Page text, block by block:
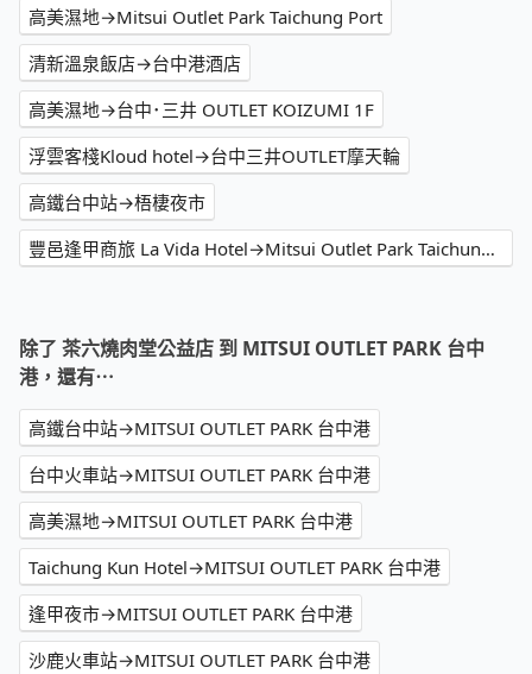
高美濕地→Mitsui Outlet Park Taichung Port
清新溫泉飯店→台中港酒店
高美濕地→台中･三井 OUTLET KOIZUMI 1F
浮雲客棧Kloud hotel→台中三井OUTLET摩天輪
高鐵台中站→梧棲夜市
豐邑逢甲商旅 La Vida Hotel→Mitsui Outlet Park Taichung Port
除了 茶六燒肉堂公益店 到 MITSUI OUTLET PARK 台中
港，還有⋯
高鐵台中站→MITSUI OUTLET PARK 台中港
台中火車站→MITSUI OUTLET PARK 台中港
高美濕地→MITSUI OUTLET PARK 台中港
Taichung Kun Hotel→MITSUI OUTLET PARK 台中港
逢甲夜市→MITSUI OUTLET PARK 台中港
沙鹿火車站→MITSUI OUTLET PARK 台中港